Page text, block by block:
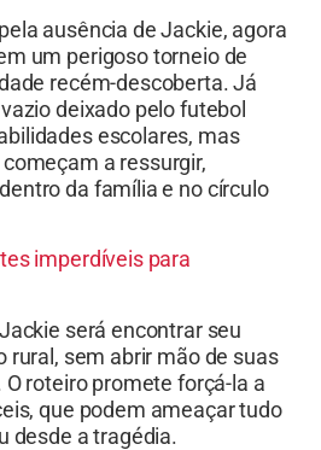
ausência de Jackie, agora
um perigoso torneio de
recém-descoberta. Já
deixado pelo futebol
escolares, mas
a ressurgir,
da família e no círculo
imperdíveis para
será encontrar seu
rural, sem abrir mão de suas
roteiro promete forçá-la a
que podem ameaçar tudo
desde a tragédia.